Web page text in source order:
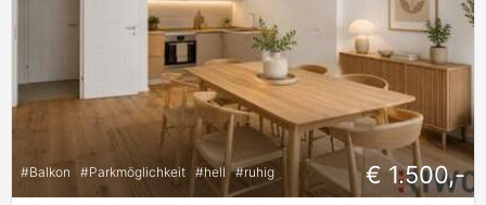
#Balkon #Parkmöglichkeit #hell #ruhig € 1.500,-